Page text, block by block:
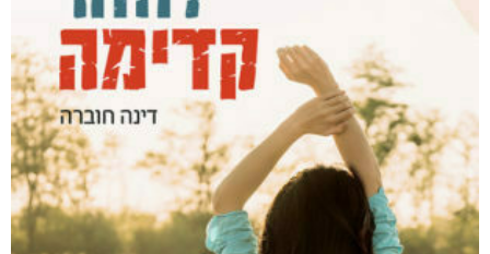
הרעש של הלילה
₪49
דיגיטלי
₪ 35
מודפס
49